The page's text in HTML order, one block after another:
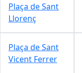
Plaça de Sant
Llorenç
Plaça de Sant
Vicent Ferrer